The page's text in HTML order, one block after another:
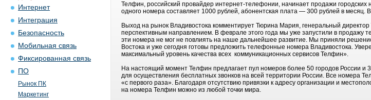
Интернет
Интеграция
Безопасность
Мобильная связь
Фиксированная связь
ПО
Рынок ПК
Маркетинг
Телфин, российский провайдер интернет-телефонии, начинает продажи
одного номера составляет 1000 рублей, абонентская плата — 300 рублей в
Выход на рынок Владивостока комментирует Тюрина Мария, генеральный
перспективным направлением. В феврале этого года мы уже запустили в
эти номера не мог не повлиять на наше дальнейшее развитие. Мы приняли
Востока и уже сегодня готовы предложить телефонные номера Владивостока.
максимальный уровень качества всех коммуникационных сервисов Телфин».
На настоящий момент Телфин предлагает пул номеров более 50 городов России
для осуществления бесплатных звонков на всей территории России. Все номера
«с первого раза». Благодаря отсутствию привязки к адресу организации и
на номера Телфин можно из любой точки мира.